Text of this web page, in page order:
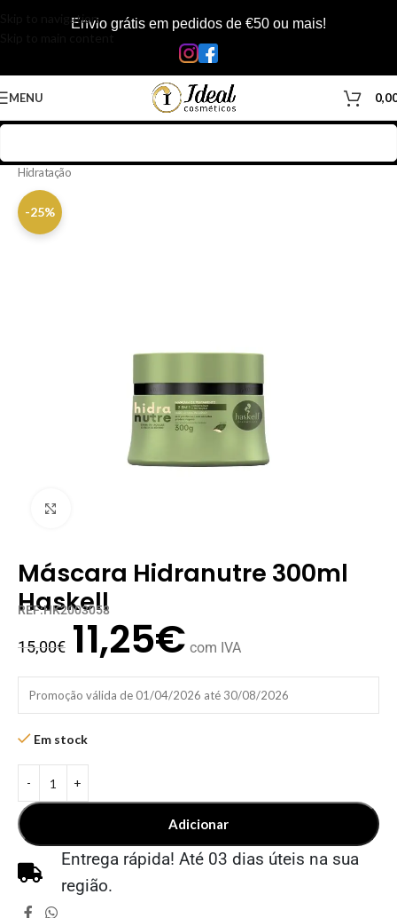
Skip to navigationEnvio grátis em pedidos de €50 ou mais!
MENU
Hidratação
-25%
Máscara Hidranutre 300ml
Haskell
REF:HK2003058
15,00€ 11,25€ com IVA
Promoção válida de 01/04/2026 até 30/08/2026
Em stock
Adicionar
Entrega rápida! Até 03 dias úteis na sua
região.